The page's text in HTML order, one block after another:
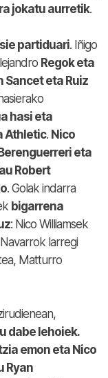
jokatu aurretik.
partiduari. Iñigo
Regok eta
Sancet eta Ruiz
hasierako
hasi eta
Athletic. Nico
eta
Robert
. Golak indarra
bigarrena
: Nico Williamsek
larregi
Matturro
dabe lehoiek.
emon eta Nico
Ryan